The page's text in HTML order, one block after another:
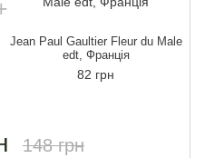
Jean Paul Gaultier Fleur du Male
edt, Франція
82 грн
148 грн